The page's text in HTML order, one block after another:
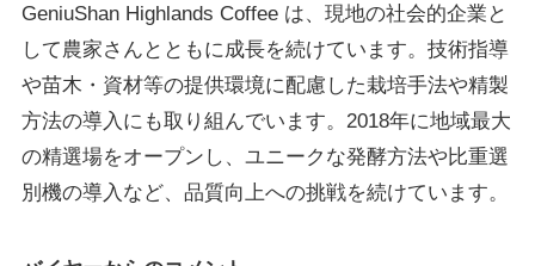
GeniuShan Highlands Coffee は、現地の社会的企業と
して農家さんとともに成長を続けています。技術指導
や苗木・資材等の提供環境に配慮した栽培手法や精製
方法の導入にも取り組んでいます。2018年に地域最大
の精選場をオープンし、ユニークな発酵方法や比重選
別機の導入など、品質向上への挑戦を続けています。